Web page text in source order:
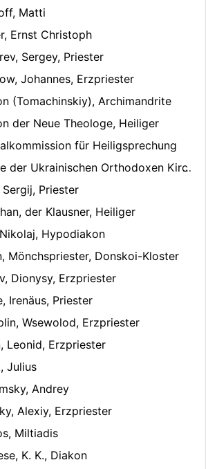
Matti
Ernst Christoph
Sergey, Priester
Johannes, Erzpriester
(Tomachinskiy), Archimandrite
der Neue Theologe, Heiliger
für Heiligsprechung
der Ukrainischen Orthodoxen Kirche
Priester
der Klausner, Heiliger
Hypodiakon
Mönchspriester, Donskoi-Kloster
Dionysy, Erzpriester
Irenäus, Priester
Wsewolod, Erzpriester
Leonid, Erzpriester
Julius
Andrey
Alexiy, Erzpriester
Miltiadis
K. K., Diakon